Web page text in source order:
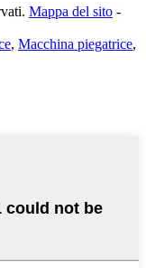
Mappa del sito -
, Macchina piegatrice,